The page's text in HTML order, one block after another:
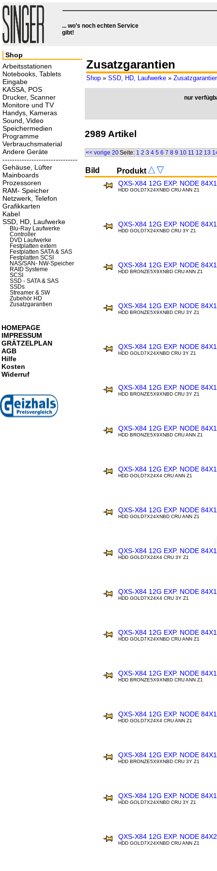
... wo’s noch echten Service
gibt!
Zusatzgarantien
Shop » SSD, HD, Laufwerke »
nur
2989 Artikel
<< vorige 20Seite: 1 2 3 4 5 6 7 8 9 10 11 12 13
Bild Produkt
QXS-X84 12G EXP. NODE
HDD GOLD7X24XNBD CRU ANN Z1
QXS-X84 12G EXP. NODE
HDD GOLD7X24XNBD CRU 3Y Z1
QXS-X84 12G EXP. NODE
HDD BRONZE5X9XNBD CRU ANN Z1
QXS-X84 12G EXP. NODE
HDD BRONZE5X9XNBD CRU 3Y Z1
QXS-X84 12G EXP. NODE
HDD GOLD7X24XNBD CRU 3Y Z1
QXS-X84 12G EXP. NODE
HDD BRONZE5X9XNBD CRU 3Y Z1
QXS-X84 12G EXP. NODE
HDD BRONZE5X9XNBD CRU ANN Z1
QXS-X84 12G EXP. NODE
HDD GOLD7X24X4 CRU ANN Z1
QXS-X84 12G EXP. NODE
HDD GOLD7X24XNBD CRU ANN Z1
QXS-X84 12G EXP. NODE
HDD GOLD7X24X4 CRU 3Y Z1
QXS-X84 12G EXP. NODE
HDD GOLD7X24X4 CRU 3Y Z1
QXS-X84 12G EXP. NODE
HDD GOLD7X24XNBD CRU ANN Z1
QXS-X84 12G EXP. NODE
HDD BRONZE5X9XNBD CRU ANN Z1
QXS-X84 12G EXP. NODE
HDD GOLD7X24X4 CRU ANN Z1
QXS-X84 12G EXP. NODE
HDD BRONZE5X9XNBD CRU 3Y Z1
QXS-X84 12G EXP. NODE
HDD GOLD7X24XNBD CRU 3Y Z1
QXS-X84 12G EXP. NODE
HDD GOLD7X24XNBD CRU ANN Z1
Shop
Arbeitsstationen
Notebooks, Tablets
Eingabe
KASSA, POS
Drucker, Scanner
Monitore und TV
Handys, Kameras
Sound, Video
Speichermedien
Programme
Verbrauchsmaterial
Andere Geräte
-------------------------------
Gehäuse, Lüfter
Mainboards
Prozessoren
RAM- Speicher
Netzwerk, Telefon
Grafikkarten
Kabel
SSD, HD, Laufwerke
Blu-Ray Laufwerke
Controller
DVD Laufwerke
Festplatten extern
Festplatten SATA & SAS
Festplatten SCSI
NAS/SAN- NW-Speicher
RAID Systeme
SCSI
SSD - SATA & SAS
SSDs
Streamer & SW
Zubehör HD
Zusatzgarantien
HOMEPAGE
IMPRESSUM
GRÄTZELPLAN
AGB
Hilfe
Kosten
Widerruf